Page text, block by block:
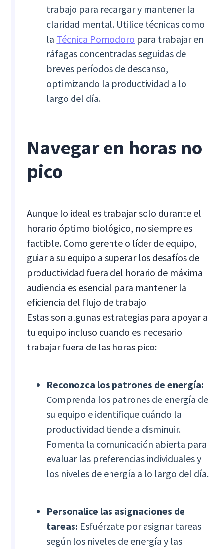
trabajo para recargar y mantener la
claridad mental. Utilice técnicas como
la Técnica Pomodoro para trabajar en
ráfagas concentradas seguidas de
breves períodos de descanso,
optimizando la productividad a lo
largo del día.
Navegar en horas no
pico
Aunque lo ideal es trabajar solo durante el
horario óptimo biológico, no siempre es
factible. Como gerente o líder de equipo,
guiar a su equipo a superar los desafíos de
productividad fuera del horario de máxima
audiencia es esencial para mantener la
eficiencia del flujo de trabajo.
Estas son algunas estrategias para apoyar a
tu equipo incluso cuando es necesario
trabajar fuera de las horas pico:
Reconozca los patrones de energía:
Comprenda los patrones de energía de
su equipo e identifique cuándo la
productividad tiende a disminuir.
Fomenta la comunicación abierta para
evaluar las preferencias individuales y
los niveles de energía a lo largo del día.
Personalice las asignaciones de
tareas: Esfuérzate por asignar tareas
según los niveles de energía y las